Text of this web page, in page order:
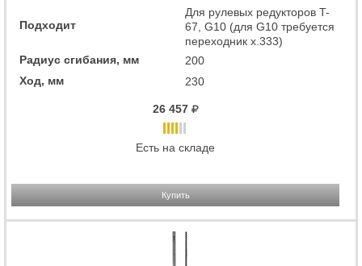
Подходит
Для рулевых редукторов T-
67, G10 (для G10 требуется
переходник x.333)
Радиус сгибания, мм
200
Ход, мм
230
26 457
Есть на складе
Купить